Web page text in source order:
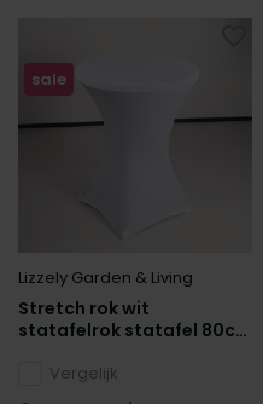
sale
Lizzely Garden & Living
Stretch rok wit
statafelrok statafel 80cm
Vergelijk